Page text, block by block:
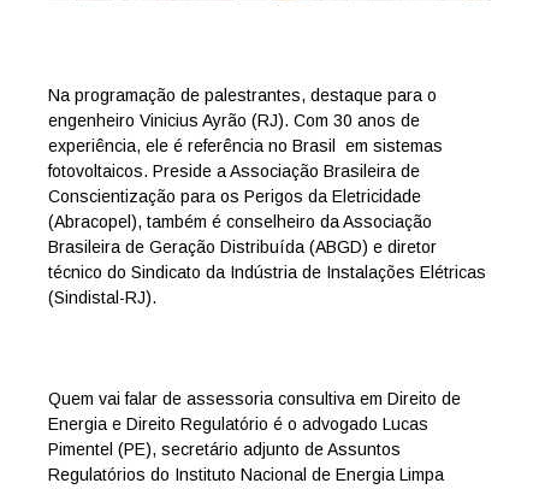
Na programação de palestrantes, destaque para o
engenheiro Vinicius Ayrão (RJ). Com 30 anos de
experiência, ele é referência no Brasil em sistemas
fotovoltaicos. Preside a Associação Brasileira de
Conscientização para os Perigos da Eletricidade
(Abracopel), também é conselheiro da Associação
Brasileira de Geração Distribuída (ABGD) e diretor
técnico do Sindicato da Indústria de Instalações Elétricas
(Sindistal-RJ).
Quem vai falar de assessoria consultiva em Direito de
Energia e Direito Regulatório é o advogado Lucas
Pimentel (PE), secretário adjunto de Assuntos
Regulatórios do Instituto Nacional de Energia Limpa